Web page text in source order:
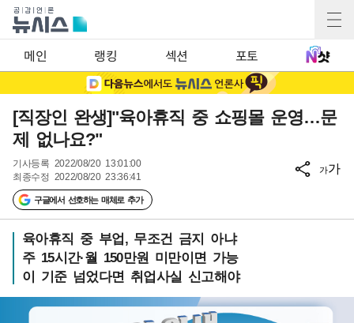
메인 랭킹 섹션 포토
[직장인 완생]"육아휴직 중 쇼핑몰 운영…문
제 없나요?"
기사등록 2022/08/20 13:01:00
최종수정 2022/08/20 23:36:41
구글에서 선호하는 매체로 추가
가가
육아휴직 중 부업, 무조건 금지 아냐
주 15시간·월 150만원 미만이면 가능
이 기준 넘었다면 취업사실 신고해야